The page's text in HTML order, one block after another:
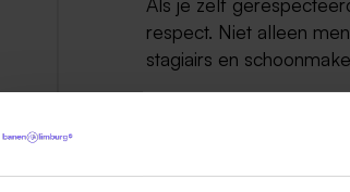
respect. Niet alleen
stagiairs en